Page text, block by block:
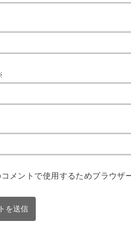
メントで使用するためブラウザ